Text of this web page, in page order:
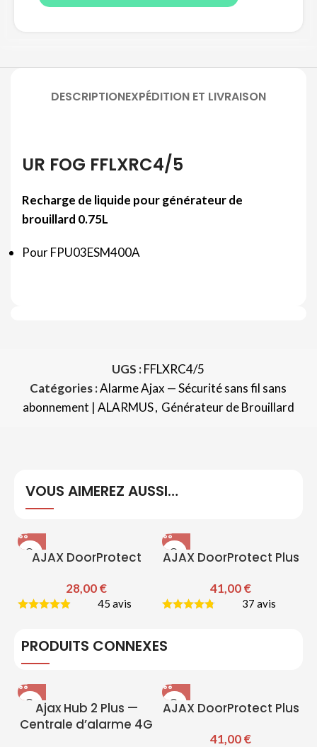
DESCRIPTIONEXPÉDITION ET LIVRAISON
UR FOG FFLXRC4/5
Recharge de liquide pour générateur de
brouillard 0.75L
Pour FPU03ESM400A
UGS :FFLXRC4/5
Catégories :Alarme Ajax — Sécurité sans fil sans
abonnement | ALARMUS, Générateur de Brouillard
VOUS AIMEREZ AUSSI…
AJAX DoorProtect
28,00€
45 avis
AJAX DoorProtect Plus
41,00€
37 avis
PRODUITS CONNEXES
Ajax Hub 2 Plus —
Centrale d’alarme 4G
AJAX DoorProtect Plus
41,00€